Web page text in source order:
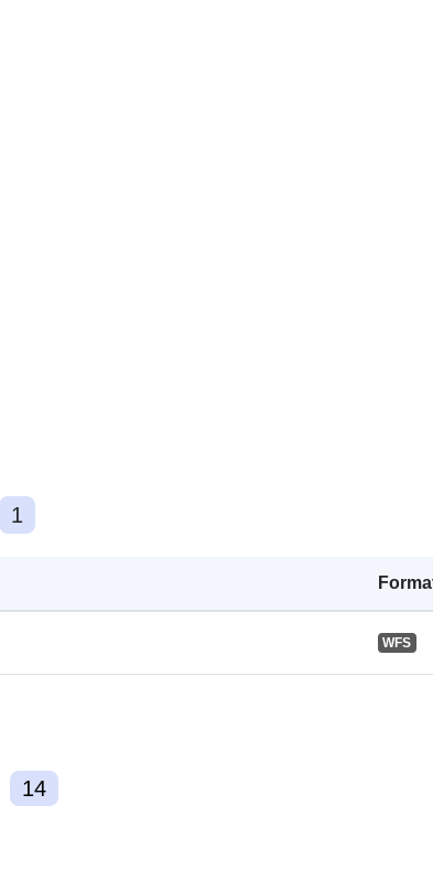
1
WFS
14